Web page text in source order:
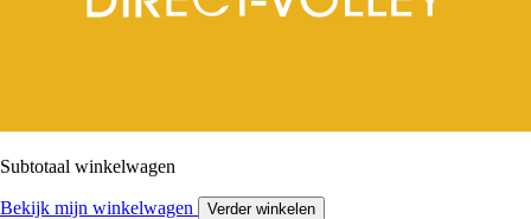
Subtotaal winkelwagen
Bekijk mijn winkelwagen Verder winkelen